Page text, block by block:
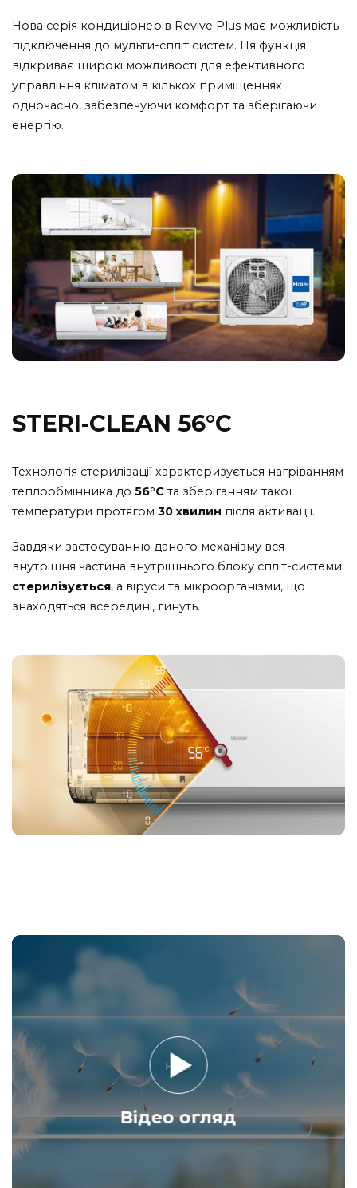
Нова серія кондиціонерів Revive Plus має можливість
підключення до мульти-спліт систем. Ця функція
відкриває широкі можливості для ефективного
управління кліматом в кількох приміщеннях
одночасно, забезпечуючи комфорт та зберігаючи
енергію.
STERI-CLEAN 56°C
Технологія стерилізації характеризується нагріванням
теплообмінника до 56°С та зберіганням такої
температури протягом 30 хвилин після активації.
Завдяки застосуванню даного механізму вся
внутрішня частина внутрішнього блоку спліт-системи
стерилізується, а віруси та мікроорганізми, що
знаходяться всередині, гинуть.
Відео огляд